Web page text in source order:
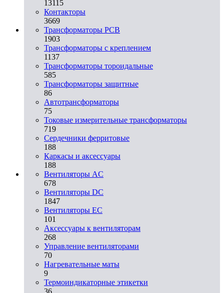
13115
Контакторы
3669
Трансформаторы PCB
1903
Трансформаторы с креплением
1137
Трансформаторы тороидальные
585
Трансформаторы защитные
86
Автотрансформаторы
75
Токовые измерительные трансформаторы
719
Сердечники ферритовые
188
Каркасы и аксессуары
188
Вентиляторы AC
678
Вентиляторы DC
1847
Вентиляторы EC
101
Аксессуары к вентиляторам
268
Управление вентиляторами
70
Нагревательные маты
9
Термоиндикаторные этикетки
36